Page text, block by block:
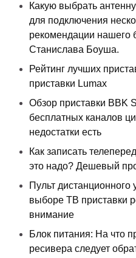
Какую выбрать
для подключения
рекомендации нашего
Станислава Боуша.
Рейтинг лучших
приставки Lumax
Обзор приставки BBK
бесплатных каналов
недостатки есть
Как записать
это надо? Дешевый
Пульт
выборе ТВ приставки
внимание
Блок питания: На что
ресивера следует